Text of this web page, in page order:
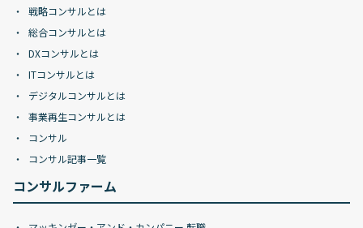
戦略コンサルとは
総合コンサルとは
DXコンサルとは
ITコンサルとは
デジタルコンサルとは
事業再生コンサルとは
コンサル
コンサル記事一覧
コンサルファーム